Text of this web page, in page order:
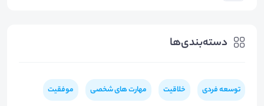
دسته‌بندی‌ها
توسعه فردی خلاقیت مهارت های شخصی موفقیت